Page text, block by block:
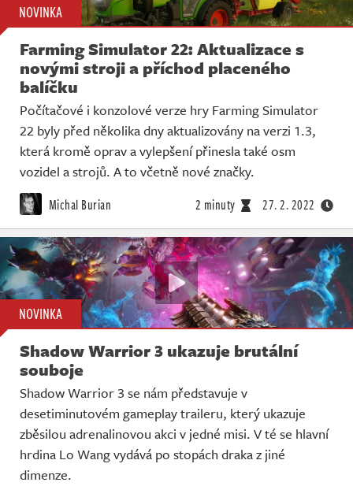
NOVINKA
Farming Simulator 22: Aktualizace s
novými stroji a příchod placeného
balíčku
Počítačové i konzolové verze hry Farming Simulator
22 byly před několika dny aktualizovány na verzi 1.3,
která kromě oprav a vylepšení přinesla také osm
vozidel a strojů. A to včetně nové značky.
Michal Burian 2 minuty 27. 2. 2022
NOVINKA
Shadow Warrior 3 ukazuje brutální
souboje
Shadow Warrior 3 se nám představuje v
desetiminutovém gameplay traileru, který ukazuje
zběsilou adrenalinovou akci v jedné misi. V té se hlavní
hrdina Lo Wang vydává po stopách draka z jiné
dimenze.